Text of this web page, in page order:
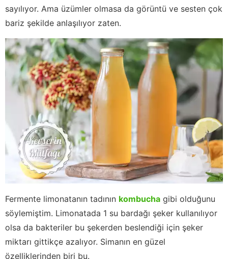
sayılıyor. Ama üzümler olmasa da görüntü ve sesten çok
bariz şekilde anlaşılıyor zaten.
Fermente limonatanın tadının kombucha gibi olduğunu
söylemiştim. Limonatada 1 su bardağı şeker kullanılıyor
olsa da bakteriler bu şekerden beslendiği için şeker
miktarı gittikçe azalıyor. Simanın en güzel
özelliklerinden biri bu.